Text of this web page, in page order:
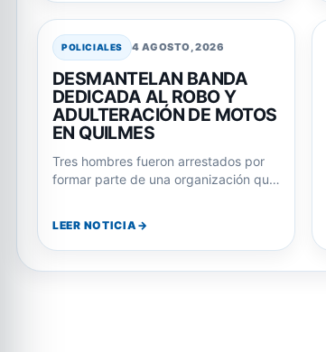
POLICIALES 4 AGOSTO, 2026
DESMANTELAN BANDA
DEDICADA AL ROBO Y
ADULTERACIÓN DE MOTOS
EN QUILMES
Tres hombres fueron arrestados por
formar parte de una organización que
LEER NOTICIA